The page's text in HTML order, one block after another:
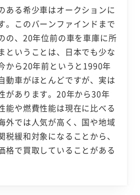
ある希少車はオークションに
。このバーンファインドまで
の、20年位前の車を車庫に所
ということは、日本でも少な
から20年前というと1990年
動車がほとんどですが、実は
があります。20年から30年
能や燃費性能は現在に比べる
外では人気が高く、国や地域
税緩和対象になることから、
格で買取していることがある